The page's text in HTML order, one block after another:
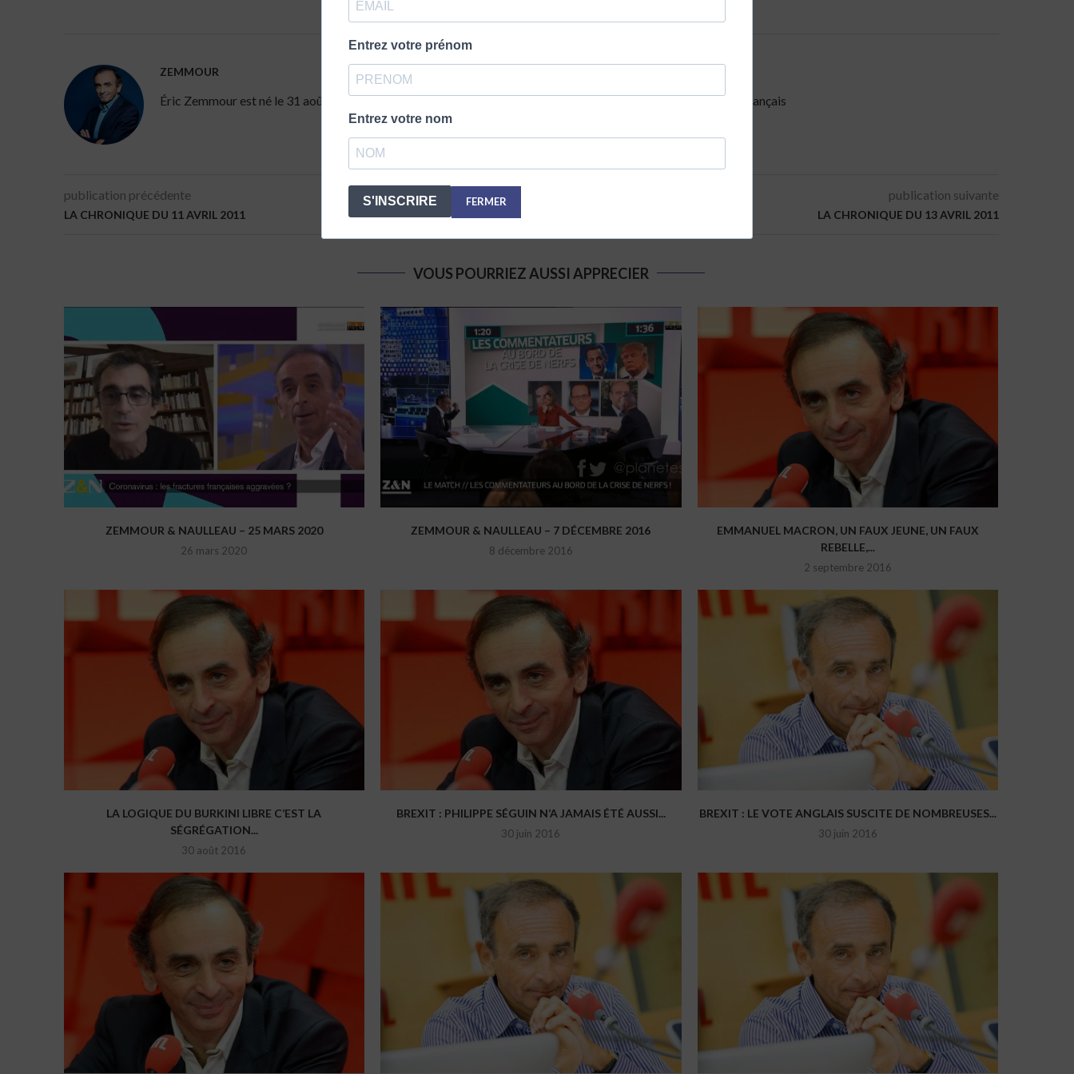
ZEMMOUR
Éric Zemmour est né le 31 août 1958 à Montreuil. Il est journaliste politique, écrivain, essayiste et polémiste français
publication précédente
LA CHRONIQUE DU 11 AVRIL 2011
publication suivante
LA CHRONIQUE DU 13 AVRIL 2011
VOUS POURRIEZ AUSSI APPRECIER
ZEMMOUR & NAULLEAU – 25 MARS 2020
26 mars 2020
ZEMMOUR & NAULLEAU – 7 DÉCEMBRE 2016
8 décembre 2016
EMMANUEL MACRON, UN FAUX JEUNE, UN FAUX
REBELLE,...
2 septembre 2016
LA LOGIQUE DU BURKINI LIBRE C’EST LA
SÉGRÉGATION...
30 août 2016
BREXIT : PHILIPPE SÉGUIN N’A JAMAIS ÉTÉ AUSSI...
30 juin 2016
BREXIT : LE VOTE ANGLAIS SUSCITE DE NOMBREUSES...
30 juin 2016
Entrez votre prénom
Entrez votre nom
S'INSCRIRE FERMER